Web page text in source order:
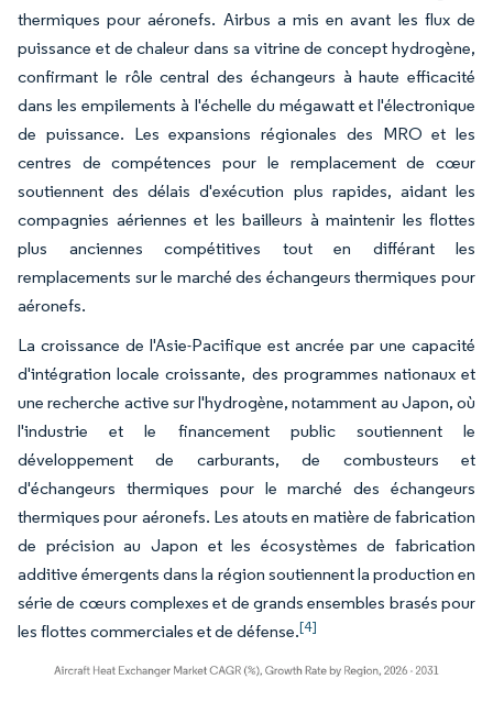
thermiques pour aéronefs. Airbus a mis en avant les flux de
puissance et de chaleur dans sa vitrine de concept hydrogène,
confirmant le rôle central des échangeurs à haute efficacité
dans les empilements à l'échelle du mégawatt et l'électronique
de puissance. Les expansions régionales des MRO et les
centres de compétences pour le remplacement de cœur
soutiennent des délais d'exécution plus rapides, aidant les
compagnies aériennes et les bailleurs à maintenir les flottes
plus anciennes compétitives tout en différant les
remplacements sur le marché des échangeurs thermiques pour
aéronefs.
La croissance de l'Asie-Pacifique est ancrée par une capacité
d'intégration locale croissante, des programmes nationaux et
une recherche active sur l'hydrogène, notamment au Japon, où
l'industrie et le financement public soutiennent le
développement de carburants, de combusteurs et
d'échangeurs thermiques pour le marché des échangeurs
thermiques pour aéronefs. Les atouts en matière de fabrication
de précision au Japon et les écosystèmes de fabrication
additive émergents dans la région soutiennent la production en
série de cœurs complexes et de grands ensembles brasés pour
les flottes commerciales et de défense.[4]